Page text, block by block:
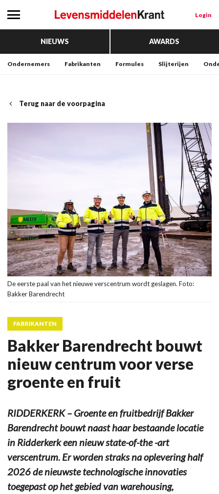
Login
NIEUWS AWARDS
Ondernemers Fabrikanten Formules Slijterijen
Terug naar de voorpagina
De eerste paal van het nieuwe verscentrum wordt geslagen. Foto:
Bakker Barendrecht
FABRIKANTEN
Bakker Barendrecht bouwt
nieuw centrum voor verse
groente en fruit
RIDDERKERK – Groente en fruitbedrijf Bakker
Barendrecht bouwt naast haar bestaande locatie
in Ridderkerk een nieuw state-of-the -art
verscentrum. Er worden straks na oplevering half
2026 de nieuwste technologische innovaties
toegepast op het gebied van warehousing,